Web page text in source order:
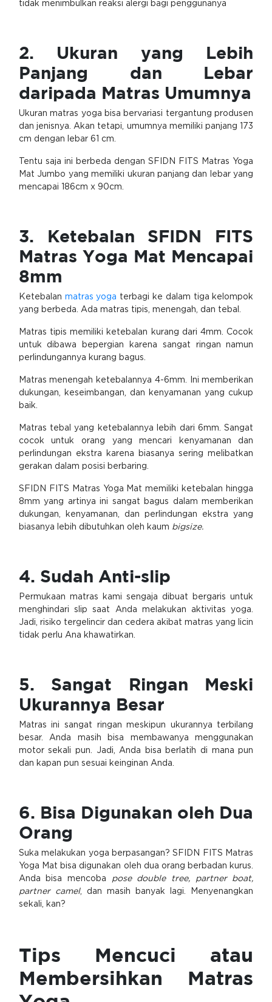
tidak menimbulkan reaksi alergi bagi penggunanya
2. Ukuran yang Lebih
Panjang dan Lebar
daripada Matras Umumnya
Ukuran matras yoga bisa bervariasi tergantung produsen
dan jenisnya. Akan tetapi, umumnya memiliki panjang 173
cm dengan lebar 61 cm.
Tentu saja ini berbeda dengan SFIDN FITS Matras Yoga
Mat Jumbo yang memiliki ukuran panjang dan lebar yang
mencapai 186cm x 90cm.
3. Ketebalan SFIDN FITS
Matras Yoga Mat Mencapai
8mm
Ketebalan matras yoga terbagi ke dalam tiga kelompok
yang berbeda. Ada matras tipis, menengah, dan tebal.
Matras tipis memiliki ketebalan kurang dari 4mm. Cocok
untuk dibawa bepergian karena sangat ringan namun
perlindungannya kurang bagus.
Matras menengah ketebalannya 4-6mm. Ini memberikan
dukungan, keseimbangan, dan kenyamanan yang cukup
baik.
Matras tebal yang ketebalannya lebih dari 6mm. Sangat
cocok untuk orang yang mencari kenyamanan dan
perlindungan ekstra karena biasanya sering melibatkan
gerakan dalam posisi berbaring.
SFIDN FITS Matras Yoga Mat memiliki ketebalan hingga
8mm yang artinya ini sangat bagus dalam memberikan
dukungan, kenyamanan, dan perlindungan ekstra yang
biasanya lebih dibutuhkan oleh kaum bigsize.
4. Sudah Anti-slip
Permukaan matras kami sengaja dibuat bergaris untuk
menghindari slip saat Anda melakukan aktivitas yoga.
Jadi, risiko tergelincir dan cedera akibat matras yang licin
tidak perlu Ana khawatirkan.
5. Sangat Ringan Meski
Ukurannya Besar
Matras ini sangat ringan meskipun ukurannya terbilang
besar. Anda masih bisa membawanya menggunakan
motor sekali pun. Jadi, Anda bisa berlatih di mana pun
dan kapan pun sesuai keinginan Anda.
6. Bisa Digunakan oleh Dua
Orang
Suka melakukan yoga berpasangan? SFIDN FITS Matras
Yoga Mat bisa digunakan oleh dua orang berbadan kurus.
Anda bisa mencoba pose double tree, partner boat,
partner camel, dan masih banyak lagi. Menyenangkan
sekali, kan?
Tips Mencuci atau
Membersihkan Matras